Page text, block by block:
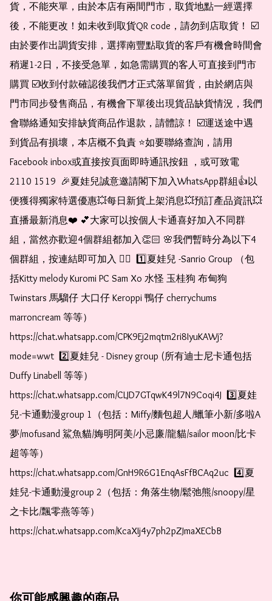
貨，不能夾單，由於本店有兩間門市，取貨地點一經選擇
後，不能更改！如未收到取貨QR code，請勿到店取貨！ ☑️
由於要作出調貨安排，選擇南豐點取貨的客戶有機會時間會
稍遲1-2日，不接受急單，如急需購買的客人可直接到門市
購買 ☑️收到付款確認後我們才正式落單留貨，由於網店與
門市同步發售商品，有機會下單後出現貨品缺貨情況，我們
會聯絡通知安排缺貨商品作退款，請體諒！ ☑️運送途中遇
到貨品有損壞，本店概不負責 ⭐️如要聯絡查詢，請用
Facebook inbox或直接按頁面即時通訊按鈕 ，或可致電
2110 1519  🎉夏娃兒誠意邀請閣下加入WhatsApp群組👍以
便獲得獨家特選優惠💥每日新貨上架消息💥預訂產品資訊💥
直播最新消息❤️ 💕大家可以按個人卡通喜好加入不同群
組，當然亦歡迎4個群組都加入👏🏻 🌸我們暫時分為以下4
個群組，按連結即可加入 👇🏻  1️⃣夏娃兒 -Sanrio Group （包
括Kitty melody Kuromi PC Sam Xo 水怪 玉桂狗 布甸狗
Twinstars 馬騮仔 大口仔 Keroppi 鴨仔 cherrychums
marroncream 等等）
https://chat.whatsapp.com/CPK9Ej2mqtm2ri8IyuKAWj?
mode=wwt  2️⃣夏娃兒 - Disney group (所有迪士尼卡通包括
Duffy Linabell 等等）
https://chat.whatsapp.com/CLJD7GTqwK49l7N9Coqi4J  3️⃣夏娃
兒-卡通動漫group 1（包括：Miffy/麵包超人/蠟筆小新/多啦A
夢/mofusand 鯊魚貓/娒明阿美/小忌廉/龍貓/sailor moon/比卡
超等等）
https://chat.whatsapp.com/GnH9R6G1EnqAsFfBCAq2uc  4️⃣夏
娃兒-卡通動漫group 2（包括：角落生物/鬆弛熊/snoopy/星
之卡比/飄零燕等等）
https://chat.whatsapp.com/KcaXIj4y7ph2pZJmaXECbB